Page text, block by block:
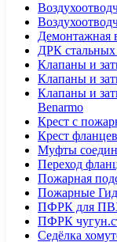
Демонтажная
ДРК
Клапаны и
Клапаны и
Клапаны и
Benarmo
Крест с
Крест
Муфты
Переход
Пожарная
Пожарные
ПФРК для
ПФРК
Седёлка